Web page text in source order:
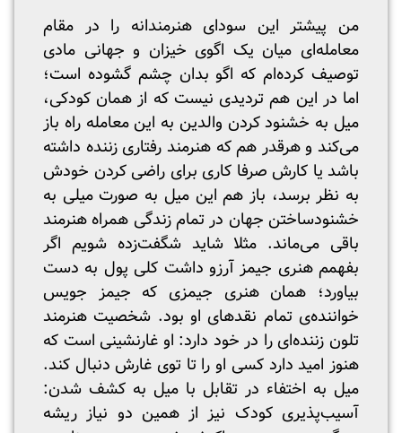
من پیشتر این سودای هنرمندانه را در مقام
معامله‌ای میان یک اگوی خیزان و جهانی مادی
توصیف کرده‌ام که اگو بدان چشم گشوده است؛
اما در این هم تردیدی نیست که از همان کودکی،
میل به خشنود کردن والدین به این معامله راه باز
می‌کند و هرقدر هم که هنرمند رفتاری زننده داشته
باشد یا کارش صرفا کاری برای راضی کردن خودش
به نظر برسد، باز هم این میل به صورت میلی به
خشنودساختن جهان در تمام زندگی همراه هنرمند
باقی می‌ماند. مثلا شاید شگفت‌زده شویم اگر
بفهمم هنری جیمز آرزو داشت کلی پول به دست
بیاورد؛ همان هنری جیمزی که جیمز جویس
خواننده‌ی تمام نقدهای او بود. شخصیت هنرمند
تلون زننده‌ای را در خود دارد: او غارنشینی است که
هنوز امید دارد کسی او را تا توی غارش دنبال کند.
میل به اختفاء در تقابل با میل به کشف شدن:
آسیب‌پذیری کودک نیز از همین دو نیاز ریشه